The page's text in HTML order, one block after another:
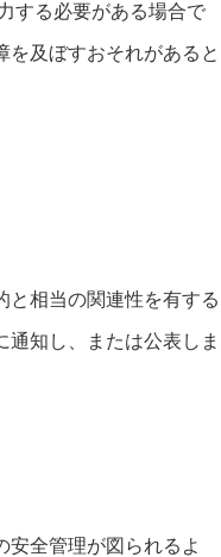
する必要がある場合で
を及ぼすおそれがあると
と相当の関連性を有する
知し、または公表しま
安全管理が図られるよ